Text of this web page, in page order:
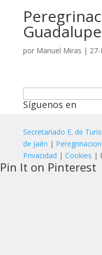
por Manuel Miras |
Síguenos en
Secretariado E. de
de Jaén |
Privacidad | Cookies |
Pin It on Pinterest